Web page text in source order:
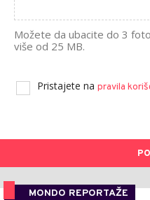
Možete da ubacite do 3
više od 25 MB.
Pristajete na pravila
MONDO REPORTAŽE